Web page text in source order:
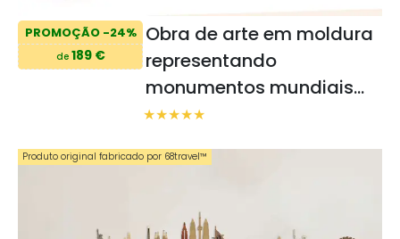
PROMOÇÃO -24%
de189 €
Obra de arte em moldura
representando
monumentos mundiais
com líquenes
Produto original fabricado por 68travel™️